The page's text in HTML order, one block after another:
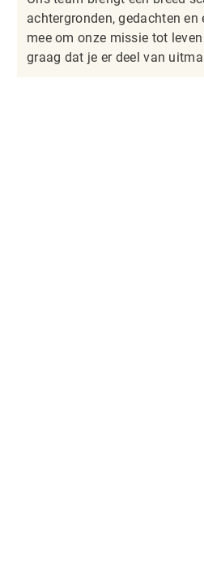
achtergronden, gedachten
mee om onze missie tot
graag dat je er deel van